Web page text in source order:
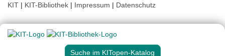
KIT | KIT-Bibliothek | Impressum | Datenschutz
Suche im KITopen-Katalog